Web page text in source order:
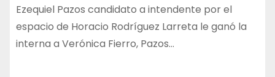
Ezequiel Pazos candidato a intendente por el
espacio de Horacio Rodríguez Larreta le ganó la
interna a Verónica Fierro, Pazos…